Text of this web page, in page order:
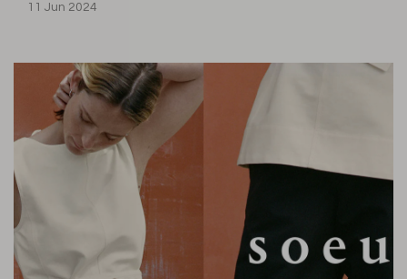
11 Jun 2024